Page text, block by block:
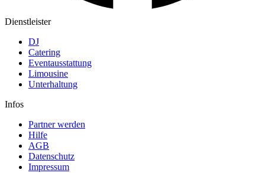
Dienstleister
DJ
Catering
Eventausstattung
Limousine
Unterhaltung
Infos
Partner werden
Hilfe
AGB
Datenschutz
Impressum